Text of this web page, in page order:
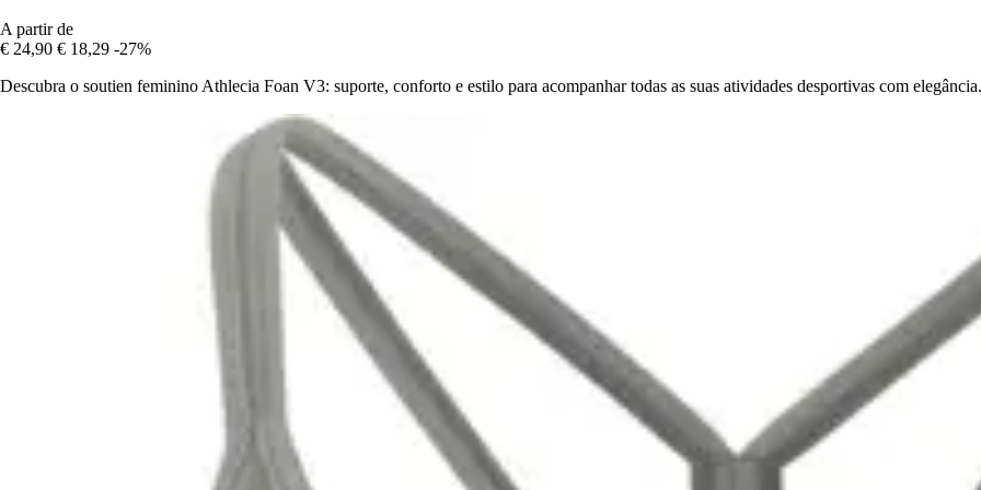
A partir de
€ 24,90 € 18,29 -27%
Descubra o soutien feminino Athlecia Foan V3: suporte, conforto e estilo para acompanhar todas as suas atividades desportivas com elegância.